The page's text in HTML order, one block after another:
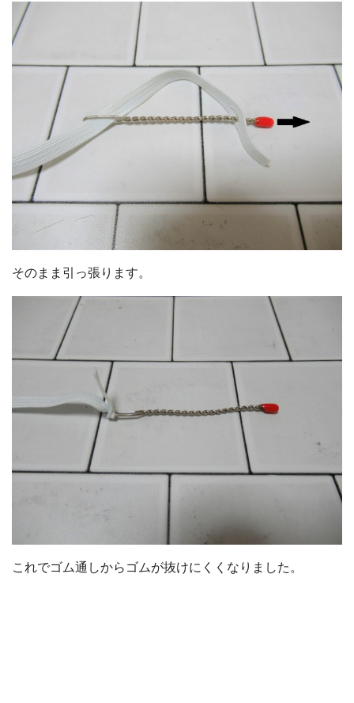
そのまま引っ張ります。
これでゴム通しからゴムが抜けにくくなりました。